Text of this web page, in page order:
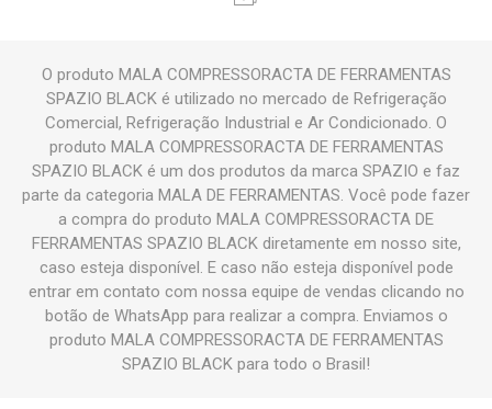
O produto MALA COMPRESSORACTA DE FERRAMENTAS
SPAZIO BLACK é utilizado no mercado de Refrigeração
Comercial, Refrigeração Industrial e Ar Condicionado. O
produto MALA COMPRESSORACTA DE FERRAMENTAS
SPAZIO BLACK é um dos produtos da marca SPAZIO e faz
parte da categoria MALA DE FERRAMENTAS. Você pode fazer
a compra do produto MALA COMPRESSORACTA DE
FERRAMENTAS SPAZIO BLACK diretamente em nosso site,
caso esteja disponível. E caso não esteja disponível pode
entrar em contato com nossa equipe de vendas clicando no
botão de WhatsApp para realizar a compra. Enviamos o
produto MALA COMPRESSORACTA DE FERRAMENTAS
SPAZIO BLACK para todo o Brasil!